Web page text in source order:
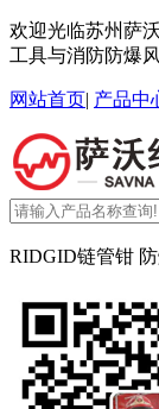
欢迎光临苏州萨
工具与消防防爆
网站首页| 产品中
RIDGID链管钳